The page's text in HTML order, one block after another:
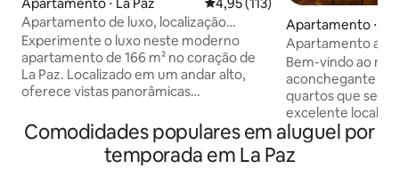
Apartamento de luxo, localização
privilegiada, vistas panorâmicas
Experimente o luxo neste moderno
apartamento de 166 m² no coração de
La Paz. Localizado em um andar alto,
oferece vistas panorâmicas
elegantemente projetado, é perfeito
para relaxar ou fazer negócios. Desfrute
de uma localização privilegiada na
Apartamento ⋅ La
Apartamento
Bem-vindo ao
aconchegante
quartos que se
excelente localização.
coração de
do centro da
apartamento
Comodidades populares em aluguel por
temporada em La Paz